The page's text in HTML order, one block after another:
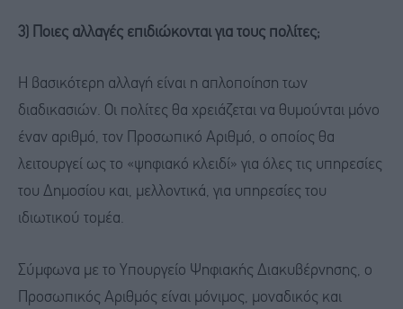
3) Ποιες αλλαγές επιδιώκονται για τους πολίτες;
Η βασικότερη αλλαγή είναι η απλοποίηση των
διαδικασιών. Οι πολίτες θα χρειάζεται να θυμούνται μόνο
έναν αριθμό, τον Προσωπικό Αριθμό, ο οποίος θα
λειτουργεί ως το «ψηφιακό κλειδί» για όλες τις υπηρεσίες
του Δημοσίου και, μελλοντικά, για υπηρεσίες του
ιδιωτικού τομέα.
Σύμφωνα με το Υπουργείο Ψηφιακής Διακυβέρνησης, ο
Προσωπικός Αριθμός είναι μόνιμος, μοναδικός και